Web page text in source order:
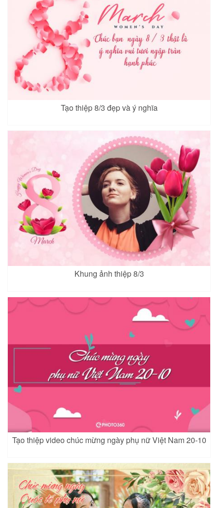
Tạo thiệp 8/3 đẹp và ý nghĩa
Khung ảnh thiệp 8/3
Tạo thiệp video chúc mừng ngày phụ nữ Việt Nam 20-10